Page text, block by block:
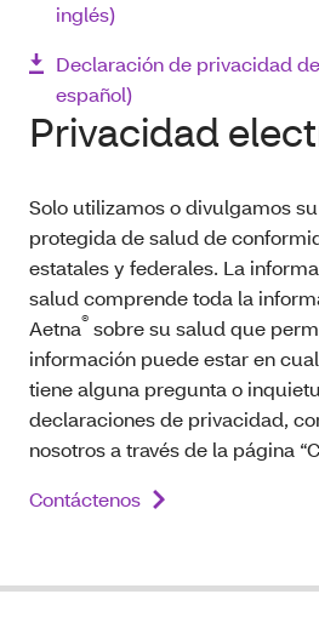
inglés)
Declaración de privacidad
español)
Privacidad
Solo utilizamos o divulgamos
protegida de salud de
estatales y federales. La
salud comprende toda la
Aetna® sobre su salud que
información puede estar en
tiene alguna pregunta o
declaraciones de privacidad,
nosotros a través de la página
Contáctenos